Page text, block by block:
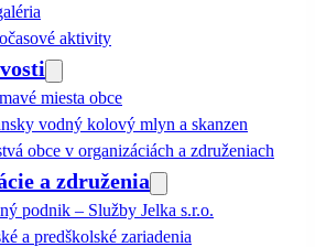
aktivity
miesta obce
vodný kolový mlyn a skanzen
obce v organizáciách a združeniach
a združenia
podnik – Služby Jelka s.r.o.
a predškolské zariadenia